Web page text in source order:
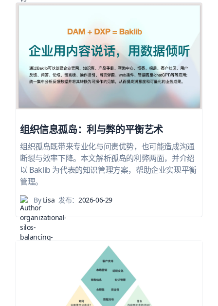
组织信息孤岛：利与弊的平衡艺术
组织孤岛既带来专业化与问责优势，也可能造成沟通
断裂与效率下降。本文解析孤岛的利弊两面，并介绍
以 Baklib 为代表的知识管理方案，帮助企业实现平衡
管理。
ByLisa 发布： 2026-06-29